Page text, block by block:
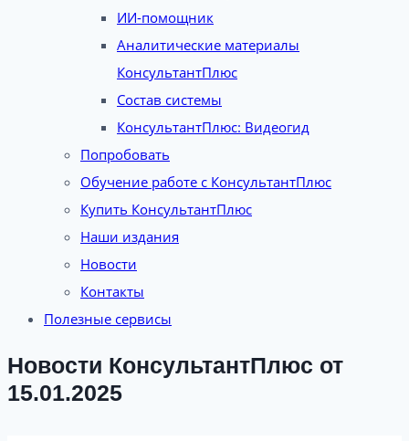
ИИ-помощник
Аналитические материалы
КонсультантПлюс
Состав системы
КонсультантПлюс: Видеогид
Попробовать
Обучение работе с КонсультантПлюс
Купить КонсультантПлюс
Наши издания
Новости
Контакты
Полезные сервисы
Новости КонсультантПлюс от
15.01.2025